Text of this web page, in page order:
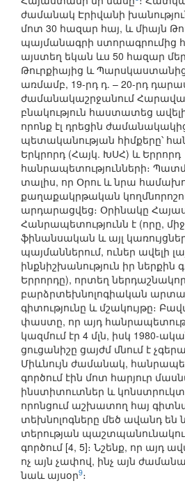
ժամանակ Էրիվանի
մոտ 30 հազար հայ, և միայն
պայմանագրի ստորագրումից
այստեղ եկան ևս 50 հազար
Թուրքիայից և
առմամբ, 19-րդ դ. – 20-րդ
ժամանակաշրջանում
բնակություն հաստատեց
որոնք էլ դրեցին
պետականության հիմքերը՝
Երկրորդ (Հայկ. ԽՍՀ) և Երրորդ
հանրապետությունների։
տալիս, որ Օրու և նրա
քաղաքակրթական
արդարացվեց։ Օրինակը
Հանրապետությունն է (որը,
ֆինանսական և այլ
պայմաններում, ուներ ավելի
ինքնիշխանություն իր ներքին
Երրորդը), որտեղ
բարձրտեխնոլոգիական
գիտությունը և մշակույթը։
փաստը, որ այդ
կազմում էր 4 մլն, իսկ 1980-
ցուցանիշը ցայժմ մնում է
Միևնույն ժամանակ,
գործում էին մոտ հարյուր
ինստիտուտներ և
որոնցում աշխատող հայ
տեխնոլոգները մեծ ավանդ են
տերության
գործում [4, 5]։ Նշենք, որ այդ
ոչ այն չափով, ինչ այն
նաև այսօր9։